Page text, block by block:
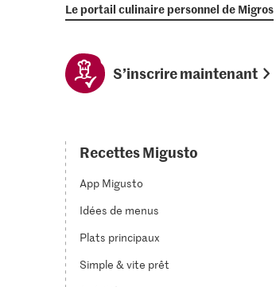
Le portail culinaire personnel de Migros
S’inscrire maintenant
Recettes Migusto
App Migusto
Idées de menus
Plats principaux
Simple & vite prêt